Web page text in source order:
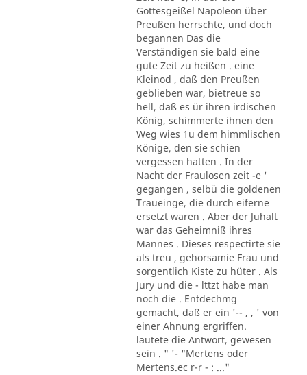
Gottesgeißel Napoleon über
Preußen herrschte, und doch
begannen Das die
Verständigen sie bald eine
gute Zeit zu heißen . eine
Kleinod , daß den Preußen
geblieben war, bietreue so
hell, daß es ür ihren irdischen
König, schimmerte ihnen den
Weg wies 1u dem himmlischen
Könige, den sie schien
vergessen hatten . In der
Nacht der Fraulosen zeit -e '
gegangen , selbü die goldenen
Traueinge, die durch eiferne
ersetzt waren . Aber der Juhalt
war das Geheimniß ihres
Mannes . Dieses respectirte sie
als treu , gehorsamie Frau und
sorgentlich Kiste zu hüter . Als
Jury und die - lttzt habe man
noch die . Entdechmg
gemacht, daß er ein '-- , , ' von
einer Ahnung ergriffen.
lautete die Antwort, gewesen
sein . " '- "Mertens oder
Mertens.ec r-r - : ..."